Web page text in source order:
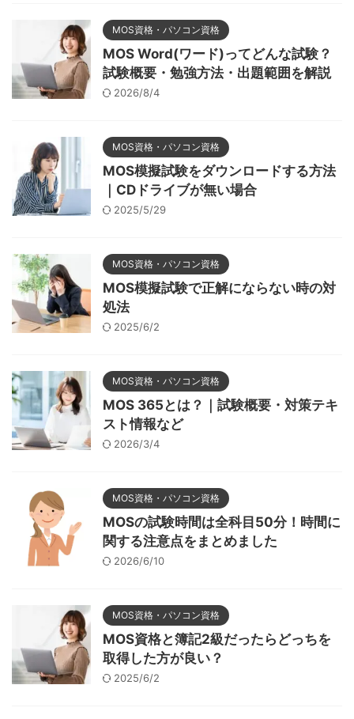
MOS資格・パソコン資格
MOS Word(ワード)ってどんな試験？
試験概要・勉強方法・出題範囲を解説
2026/8/4
MOS資格・パソコン資格
MOS模擬試験をダウンロードする方法
｜CDドライブが無い場合
2025/5/29
MOS資格・パソコン資格
MOS模擬試験で正解にならない時の対
処法
2025/6/2
MOS資格・パソコン資格
MOS 365とは？｜試験概要・対策テキ
スト情報など
2026/3/4
MOS資格・パソコン資格
MOSの試験時間は全科目50分！時間に
関する注意点をまとめました
2026/6/10
MOS資格・パソコン資格
MOS資格と簿記2級だったらどっちを
取得した方が良い？
2025/6/2